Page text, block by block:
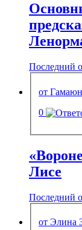
Последний
от Гамаюн
0
Лисе
Последний
от Элина